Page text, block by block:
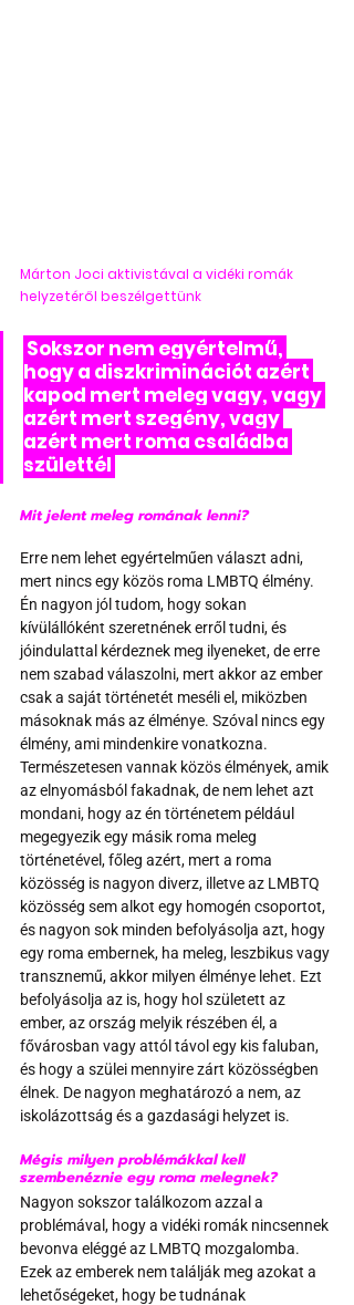
Márton Joci aktivistával a vidéki romák
helyzetéről beszélgettünk
hogy a diszkriminációt azért
kapod mert meleg vagy, vagy
azért mert szegény, vagy
azért mert roma családba
születtél
Mit jelent meleg romának lenni?
Erre nem lehet egyértelműen választ adni,
mert nincs egy közös roma LMBTQ élmény.
Én nagyon jól tudom, hogy sokan
kívülállóként szeretnének erről tudni, és
jóindulattal kérdeznek meg ilyeneket, de erre
nem szabad válaszolni, mert akkor az ember
csak a saját történetét meséli el, miközben
másoknak más az élménye. Szóval nincs egy
élmény, ami mindenkire vonatkozna.
Természetesen vannak közös élmények, amik
az elnyomásból fakadnak, de nem lehet azt
mondani, hogy az én történetem például
megegyezik egy másik roma meleg
történetével, főleg azért, mert a roma
közösség is nagyon diverz, illetve az LMBTQ
közösség sem alkot egy homogén csoportot,
és nagyon sok minden befolyásolja azt, hogy
egy roma embernek, ha meleg, leszbikus vagy
transznemű, akkor milyen élménye lehet. Ezt
befolyásolja az is, hogy hol született az
ember, az ország melyik részében él, a
fővárosban vagy attól távol egy kis faluban,
és hogy a szülei mennyire zárt közösségben
élnek. De nagyon meghatározó a nem, az
iskolázottság és a gazdasági helyzet is.
Mégis milyen problémákkal kell
szembenéznie egy roma melegnek?
Nagyon sokszor találkozom azzal a
problémával, hogy a vidéki romák nincsennek
bevonva eléggé az LMBTQ mozgalomba.
Ezek az emberek nem találják meg azokat a
lehetőségeket, hogy be tudnának